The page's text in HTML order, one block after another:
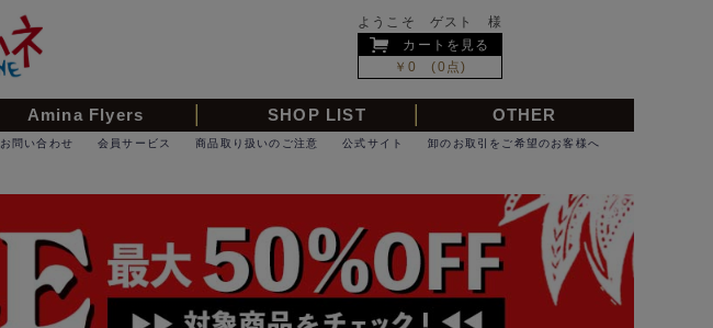
ようこそ ゲスト 様
カートを見る
￥0 (0点)
Amina Flyers SHOP LIST OTHER
卸のお取引をご希望のお客様へ
公式サイト
商品取り扱いのご注意
会員サービス
お問い合わせ